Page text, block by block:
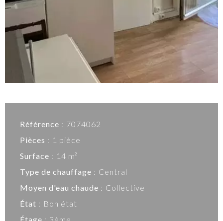
Référence
7074062
Pièces
1 pièce
Surface
14 m²
Type de chauffage
Central
Moyen d'eau chaude
Collective
État
Bon état